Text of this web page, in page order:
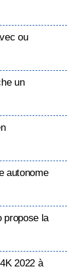
ou
un
autonome
propose la
2022 à